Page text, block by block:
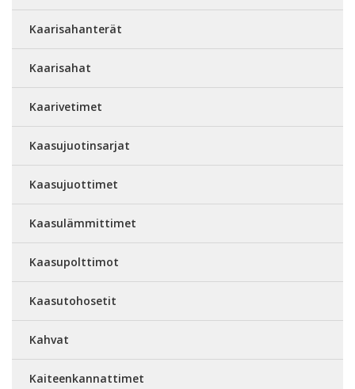
Kaarisahanterät
Kaarisahat
Kaarivetimet
Kaasujuotinsarjat
Kaasujuottimet
Kaasulämmittimet
Kaasupolttimot
Kaasutohosetit
Kahvat
Kaiteenkannattimet